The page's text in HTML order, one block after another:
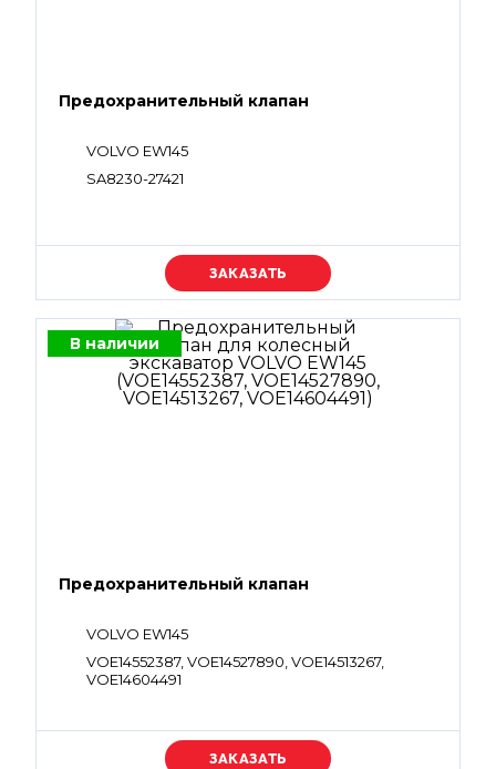
Предохранительный клапан
VOLVO EW145
SA8230-27421
Уточняйте цену
В наличии
Предохранительный клапан
VOLVO EW145
VOE14552387, VOE14527890, VOE14513267,
VOE14604491
Уточняйте цену